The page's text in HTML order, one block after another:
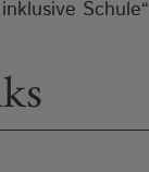
Schule“